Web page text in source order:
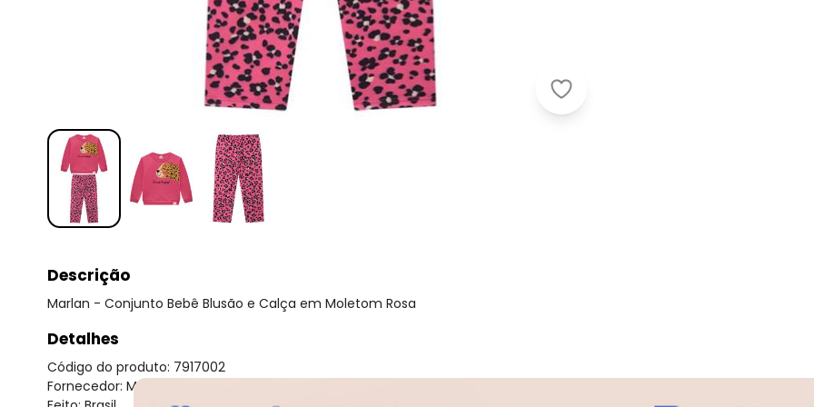
Marlan - Conjunto Bebê Blusão e
Descrição
Marlan - Conjunto Bebê Blusão e Calça em Moletom Rosa
Detalhes
Código do produto: 7917002
Fornecedor: MARLAN MALHAS LTDA / CNPJ 81.000.580/0001-19